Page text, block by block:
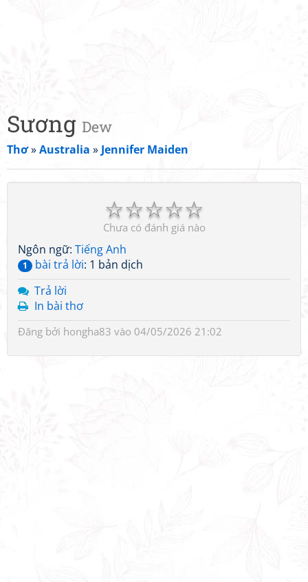
Sương Dew
Thơ»Australia » Jennifer Maiden
☆
☆
☆
☆
☆
Chưa có đánh giá nào
Ngôn ngữ: Tiếng Anh
1 bài trả lời: 1 bản dịch
Trả lời
In bài thơ
Đăng bởi hongha83 vào 04/05/2026 21:02